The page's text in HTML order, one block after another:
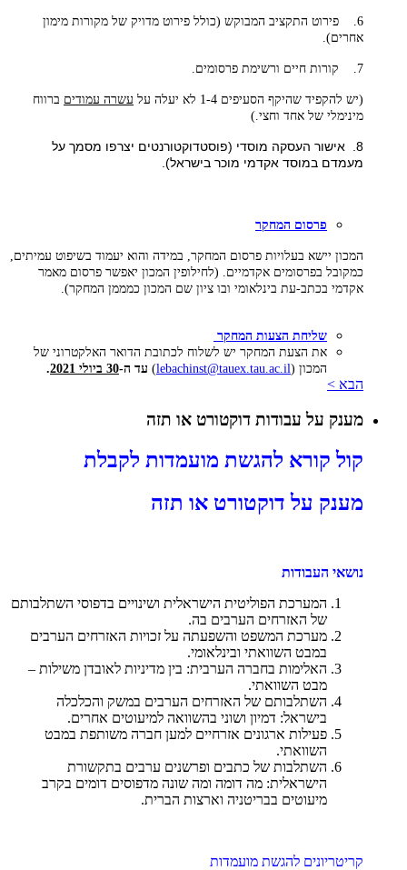
6. פירוט התקציב המבוקש (כולל פירוט מדויק של מקורות מימון
אחרים).
7. קורות חיים ורשימת פרסומים .
(יש להקפיד שהיקף הסעיפים 1-4 לא יעלה על עשרה עמודים ברווח
מינימלי של אחד וחצי.
)
8. אישור העסקה מוסדי (פוסטדוקטורנטים יצרפו מסמך על
מעמדם במוסד אקדמי מוכר בישראל).
פרסום המחקר
המכון יישא בעלויות פרסום המחקר, במידה והוא יעמוד בשיפוט עמיתים,
כמקובל בפרסומים אקדמיים. (לחילופין המכון יאפשר פרסום מאמר
אקדמי בכתב-עת בינלאומי ובו ציון שם המכון כמממן המחקר).
שליחת הצעות המחקר
את הצעת המחקר יש לשלוח לכתובת הדואר האלקטרוני של
המכון (lebachinst@tauex.tau.ac.il
) עד ה-30 ביולי 2021 .
הבא >
מענק על עבודות דוקטורט או תזה
קול קורא להגשת מועמדות לקבלת
מענק על דוקטורט או תזה
נושאי העבודות
המערכת הפוליטית הישראלית ושינויים בדפוסי השתלבותם
של האזרחים הערבים בה.
מערכת המשפט והשפעתה על זכויות האזרחים הערבים
במבט השוואתי ובינלאומי.
האלימות בחברה הערבית: בין מדיניות לאובדן משילות –
מבט השוואתי.
השתלבותם של האזרחים הערבים במשק והכלכלה
בישראל: דמיון ושוני בהשוואה למיעוטים אחרים.
פעילות ארגונים אזרחיים למען חברה משותפת במבט
השוואתי.
השתלבות של כתבים ופרשנים ערבים בתקשורת
הישראלית: מה דומה ומה שונה מדפוסים דומים בקרב
מיעוטים בבריטניה וארצות הברית.
קריטריונים להגשת מועמדות